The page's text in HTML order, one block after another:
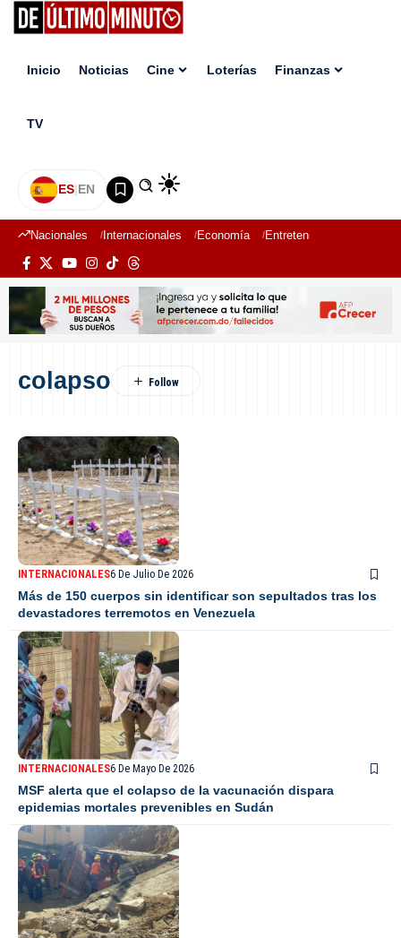
Inicio Noticias Cine Loterías Finanzas
TV
ES|EN
Nacionales Internacionales Economía Entretenimiento
colapso
INTERNACIONALES6 De Julio De 2026
Más de 150 cuerpos sin identificar son sepultados tras los
devastadores terremotos en Venezuela
INTERNACIONALES6 De Mayo De 2026
MSF alerta que el colapso de la vacunación dispara
epidemias mortales prevenibles en Sudán